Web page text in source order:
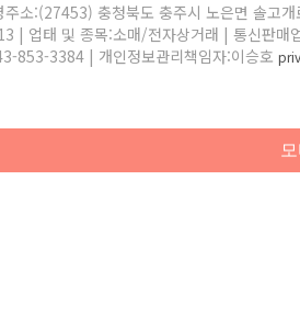
소:(27453) 충청북도 충주시 노은면 솔고
| 업태 및 종목:소매/전자상거래 | 통신판매
853-3384 | 개인정보관리책임자:이승호